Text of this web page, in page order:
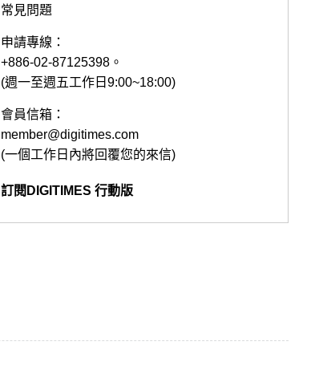
常見問題
申請專線：
+886-02-87125398。
(週一至週五工作日9:00~18:00)
會員信箱：
member@digitimes.com
(一個工作日內將回覆您的來信)
訂閱DIGITIMES 行動版